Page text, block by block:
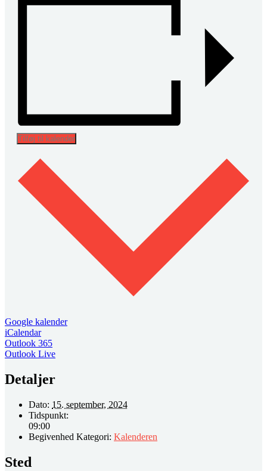
Tilføj til kalender
Google kalender
iCalendar
Outlook 365
Outlook Live
Detaljer
Dato: 15. september, 2024
Tidspunkt:
09:00
Begivenhed Kategori: Kalenderen
Sted